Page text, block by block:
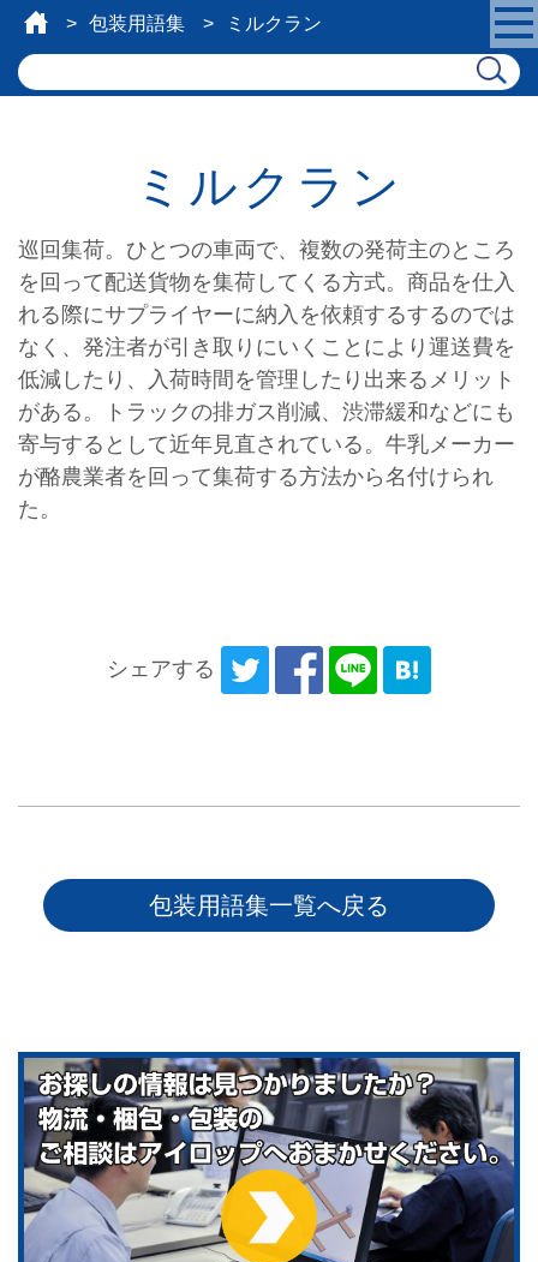
包装用語集 ミルクラン
ミルクラン
巡回集荷。ひとつの車両で、複数の発荷主のところ
を回って配送貨物を集荷してくる方式。商品を仕入
れる際にサプライヤーに納入を依頼するするのでは
なく、発注者が引き取りにいくことにより運送費を
低減したり、入荷時間を管理したり出来るメリット
がある。トラックの排ガス削減、渋滞緩和などにも
寄与するとして近年見直されている。牛乳メーカー
が酪農業者を回って集荷する方法から名付けられ
た。
シェアする
包装用語集一覧へ戻る